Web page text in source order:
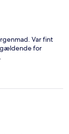
Var fint
gældende for